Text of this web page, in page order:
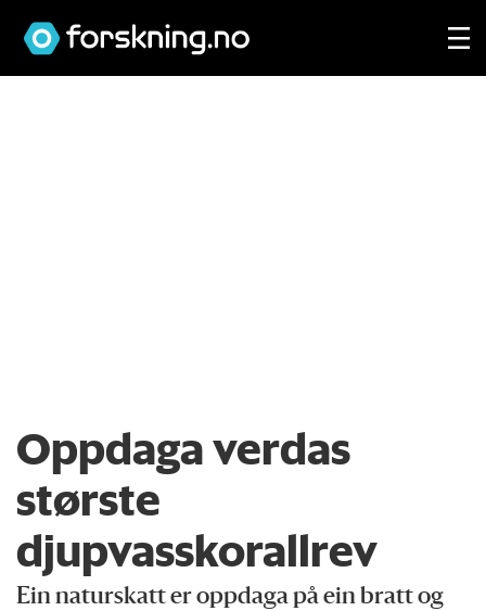
Oppdaga verdas
største
djupvasskorallrev
Ein naturskatt er oppdaga på ein bratt og